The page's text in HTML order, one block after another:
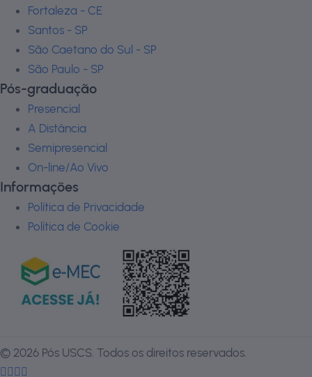
Fortaleza - CE
Santos - SP
São Caetano do Sul - SP
São Paulo - SP
Pós-graduação
Presencial
A Distância
Semipresencial
On-line/Ao Vivo
Informações
Política de Privacidade
Política de Cookie
© 2026 Pós USCS. Todos os direitos reservados.